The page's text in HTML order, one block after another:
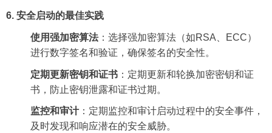
6. 安全启动的最佳实践
使用强加密算法：选择强加密算法（如RSA ECC）
进行数字签名和验证，确保签名的安全性。
定期更新密钥和证书 ：定期更新和轮换加密密钥和证
书，防止密钥泄露和证书过期。
监控和审计：定期监控和审计启动过程中的安全事件，
及时发现和响应潜在的安全威胁。